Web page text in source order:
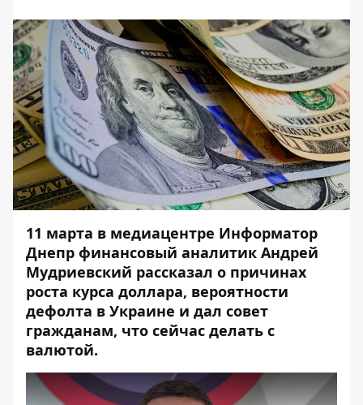
11 марта в медиацентре Информатор
Днепр финансовый аналитик Андрей
Мудриевский рассказал о причинах
роста курса доллара, вероятности
дефолта в Украине и дал совет
гражданам, что сейчас делать с
валютой.